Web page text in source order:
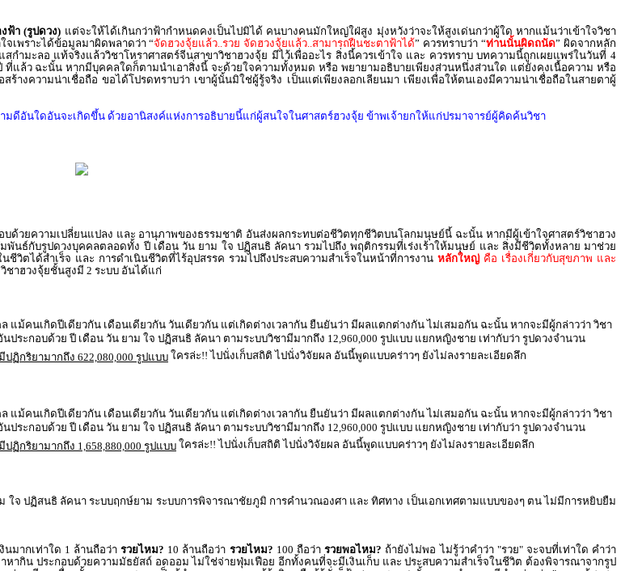
ฟ้า (รูปดวง) แต่จะให้ได้เกินกว่าฟ้ากำหนดคงเป็นไปมิได้ คนบางคนมักใหญ่ใฝ่สูง มุ่งหวังว่าจะให้สูงเด่นกว่าผู้ใด หากแม้นว่าเข้าใจวิชา
จเพราะได้ข้อมูลมาผิดพลาดว่า “จัดฮวงจุ้ยแล้ว..รวย จัดฮวงจุ้ยแล้ว..สามารถฝืนชะตาฟ้าได้” ควรทราบว่า “ท่านนั้นผิดถนัด” ผิดจากหลัก
ำมะลอ แท้จริงแล้ววิชาโหราศาสตร์จีนสาขาวิชาฮวงจุ้ย มีไว้เพื่ออะไร สิ่งนี้ควรเข้าใจ และ ควรทราบ บทความนี้ถูกเผยแพร่ในวันที่ 4
แล้ว ฉะนั้น หากมีบุคคลใดก็ตามนำเอาสิ่งนี้ จะด้วยใจความทั้งหมด หรือ พยายามอธิบายเพียงส่วนหนึ่งส่วนใด แต่ยังคงเนื้อความ หรือ
างความน่าเชื่อถือ ขอได้โปรดทราบว่า เขาผู้นั้นมิใช่ผู้รู้จริง เป็นแต่เพียงลอกเลียนมา เพียงเพื่อให้ตนเองมีความน่าเชื่อถือในสายตาผู้
มดีอันใดอันจะเกิดขึ้น ด้วยอานิสงค์แห่งการอธิบายนี้แก่ผู้สนใจในศาสตร์ฮวงจุ้ย ข้าพเจ้ายกให้แก่ปรมาจารย์ผู้คิดค้นวิชา
ด้วยความเปลี่ยนแปลง และ อานุภาพของธรรมชาติ อันส่งผลกระทบต่อชีวิตทุกชีวิตบนโลกมนุษย์นี้ ฉะนั้น หากมีผู้เข้าใจศาสตร์วิชาฮวง
ธ์กับรูปดวงบุคคลตลอดทั้ง ปี เดือน วัน ยาม ใจ ปฏิสนธิ ลัคนา รวมไปถึง พฤติกรรมที่เร่งเร้าให้มนุษย์ และ สิ่งมีชีวิตทั้งหลาย มาช่วย
ตได้สำเร็จ และ การดำเนินชีวิตที่ไร้อุปสรรค รวมไปถึงประสบความสำเร็จในหน้าที่การงาน หลักใหญ่คือ เรื่องเกี่ยวกับสุขภาพ และ
ชาฮวงจุ้ยชั้นสูงมี 2 ระบบ อันได้แก่
แม้คนเกิดปีเดียวกัน เดือนเดียวกัน วันเดียวกัน แต่เกิดต่างเวลากัน ยืนยันว่า มีผลแตกต่างกัน ไม่เสมอกัน ฉะนั้น หากจะมีผู้กล่าวว่า วิชา
ระกอบด้วย ปี เดือน วัน ยาม ใจ ปฏิสนธิ ลัคนา ตามระบบวิชามีมากถึง 12,960,000 รูปแบบ แยกหญิงชาย เท่ากับว่า รูปดวงจำนวน
ปฏิกริยามากถึง 622,080,000 รูปแบบ ใครล่ะ!! ไปนั่งเก็บสถิติ ไปนั่งวิจัยผล อันนี้พูดแบบคร่าวๆ ยังไม่ลงรายละเอียดลึก
แม้คนเกิดปีเดียวกัน เดือนเดียวกัน วันเดียวกัน แต่เกิดต่างเวลากัน ยืนยันว่า มีผลแตกต่างกัน ไม่เสมอกัน ฉะนั้น หากจะมีผู้กล่าวว่า วิชา
ระกอบด้วย ปี เดือน วัน ยาม ใจ ปฏิสนธิ ลัคนา ตามระบบวิชามีมากถึง 12,960,000 รูปแบบ แยกหญิงชาย เท่ากับว่า รูปดวงจำนวน
ปฏิกริยามากถึง 1,658,880,000 รูปแบบใครล่ะ!! ไปนั่งเก็บสถิติ ไปนั่งวิจัยผล อันนี้พูดแบบคร่าวๆ ยังไม่ลงรายละเอียดลึก
จ ปฏิสนธิ ลัคนา ระบบฤกษ์ยาม ระบบการพิจารณาชัยภูมิ การคำนวณองศา และ ทิศทาง เป็นเอกเทศตามแบบของๆ ตน ไม่มีการหยิบยืม
นมากเท่าใด 1 ล้านถือว่ารวยไหม? 10 ล้านถือว่า รวยไหม? 100 ถือว่ารวยพอไหม? ถ้ายังไม่พอ ไม่รู้ว่าคำว่า "รวย" จะจบที่เท่าใด คำว่า
กิน ประกอบด้วยความมัธยัสถ์ อดออม ไม่ใช่จ่ายฟุ่มเฟือย อีกทั้งคนที่จะมีเงินเก็บ และ ประสบความสำเร็จในชีวิต ต้องพิจารณาจากรูป